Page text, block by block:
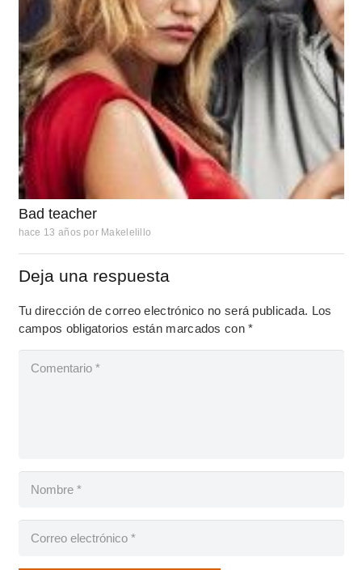
Bad teacher
hace 13 años por Makelelillo
Deja una respuesta
Tu dirección de correo electrónico no será publicada. Los
campos obligatorios están marcados con*